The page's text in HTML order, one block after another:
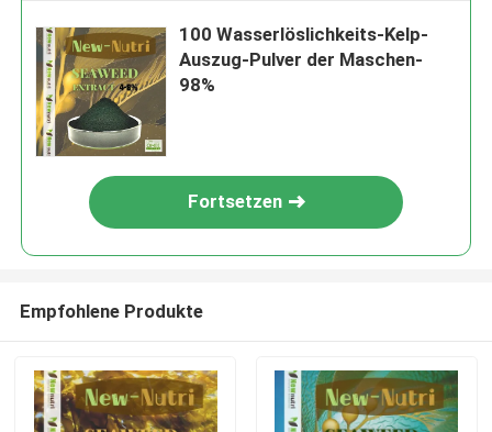
100 Wasserlöslichkeits-Kelp-
Auszug-Pulver der Maschen-
98%
Fortsetzen
Empfohlene Produkte